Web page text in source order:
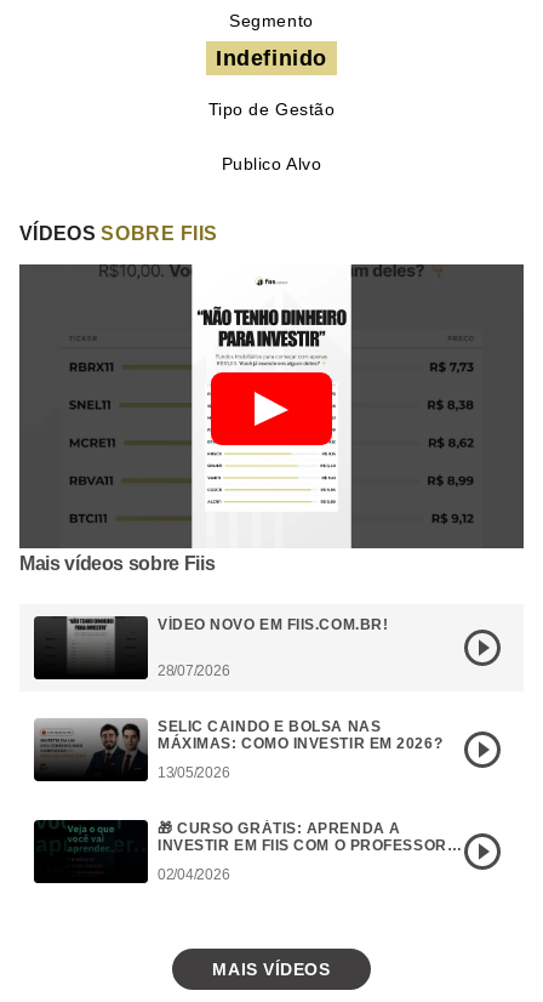
Segmento
Indefinido
Tipo de Gestão
Publico Alvo
VÍDEOSSOBRE FIIS
Mais vídeos sobre Fiis
VÍDEO NOVO EM FIIS.COM.BR!
28/07/2026
SELIC CAINDO E BOLSA NAS
MÁXIMAS: COMO INVESTIR EM 2026?
13/05/2026
🎁 CURSO GRÁTIS: APRENDA A
INVESTIR EM FIIS COM O PROFESSOR
02/04/2026
MAIS VÍDEOS